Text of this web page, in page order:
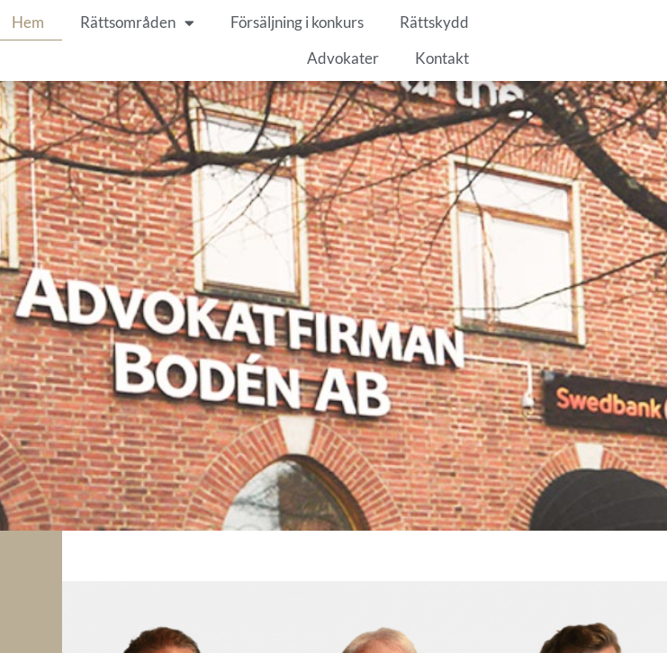
Hem Rättsområden Försäljning i konkurs
Rättskydd
Advokater
Kontakt